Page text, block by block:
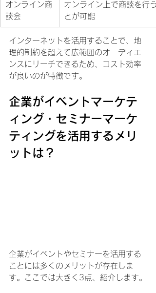
オンライン商
談会
オンライン上で商談を行う
とが可能
インターネットを活用することで、地
理的制約を超えて広範囲のオーディエ
ンスにリーチできるため、コスト効率
が良いのが特徴です。
企業がイベントマーケテ
ィング・セミナーマーケ
ティングを活用するメリ
ットは？
企業がイベントやセミナーを活用する
ことには多くのメリットが存在しま
す。ここでは大きく3点、紹介します。